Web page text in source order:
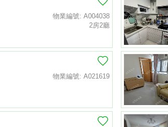
物業編號: A004038
2房2廳
物業編號: A021619